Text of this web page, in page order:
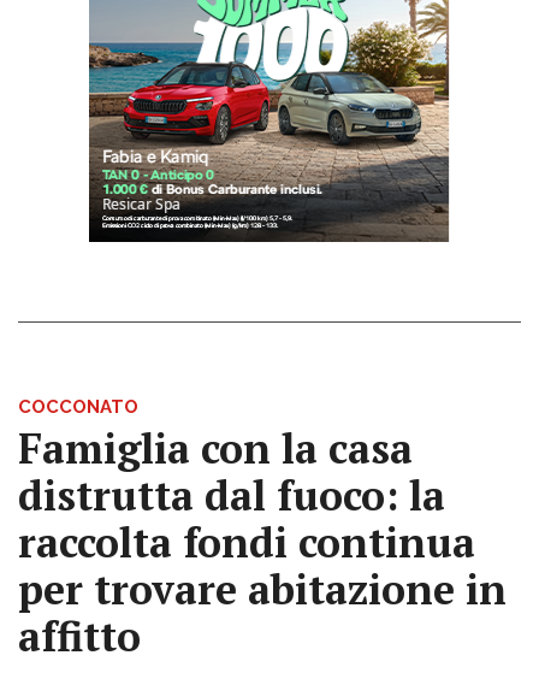
COCCONATO
Famiglia con la casa
distrutta dal fuoco: la
raccolta fondi continua
per trovare abitazione in
affitto